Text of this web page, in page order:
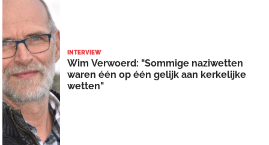
INTERVIEW
Wim Verwoerd: "Sommige naziwetten
waren één op één gelijk aan kerkelijke
wetten"